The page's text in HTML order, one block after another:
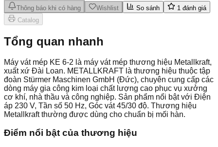
Thông báo khi có hàng Wishlist So sánh 1 đánh giá
Catalog
Tổng quan nhanh
Máy vát mép KE 6-2 là máy vát mép thương hiệu Metallkraft,
xuất xứ Đài Loan. METALLKRAFT là thương hiệu thuộc tập
đoàn Stürmer Maschinen GmbH (Đức), chuyên cung cấp các
dòng máy gia công kim loại chất lượng cao phục vụ xưởng
cơ khí, nhà thầu và công nghiệp. Sản phẩm nổi bật với Điện
áp 230 V, Tần số 50 Hz, Góc vát 45/30 độ. Thương hiệu
Metallkraft thường được dùng cho chuẩn bị mối hàn.
Điểm nổi bật của thương hiệu